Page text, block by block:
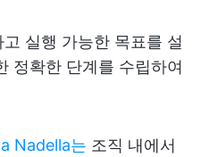
실행 가능한 목표를 설
정확한 단계를 수립하여
Nadella는 조직 내에서